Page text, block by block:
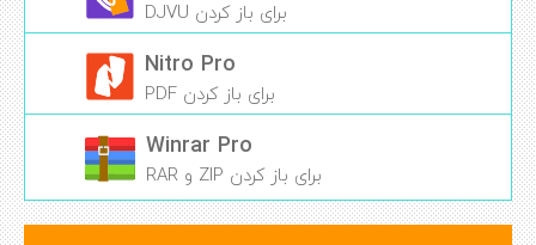
برای باز کردن DJVU
Nitro Pro
برای باز کردن PDF
Winrar Pro
برای باز کردن ZIP و RAR